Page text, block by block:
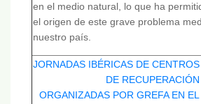
en el medio natural, lo que ha
el origen de este grave problema
nuestro país.
JORNADAS IBÉRICAS DE CENTROS
DE RECUPERACIÓN
ORGANIZADAS POR GREFA EN EL